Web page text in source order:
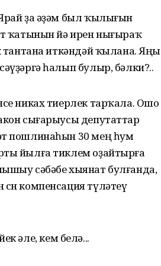
ҙа әҙәм был ҡылығын
ҡатынын йә ирен нығыраҡ
тантана иткәндәй ҡылана. Яңы
һалып булыр, бәлки?..
никах тиерлек тарҡала. Ошо
сығарыусы депутаттар
пошлинаһын 30 мең һум
йылға тиклем оҙайтырға
сәбәбе хыянат булғанда,
компенсация түләтеү
әле, кем белә...